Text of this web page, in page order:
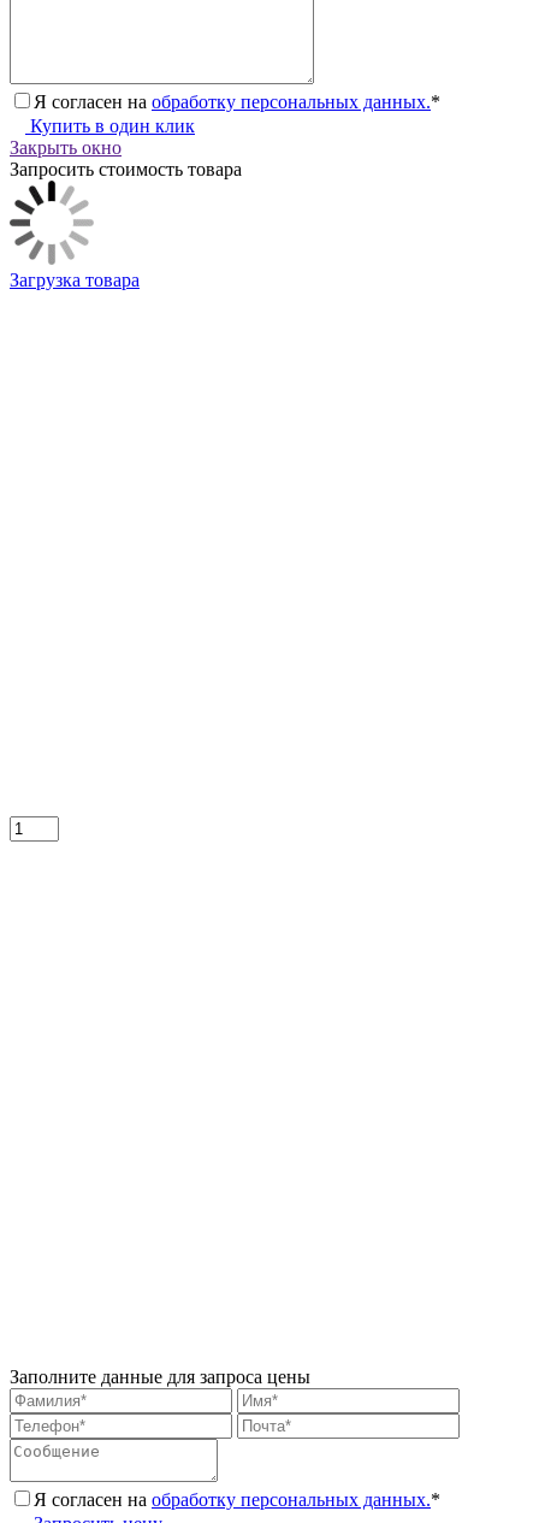
Я согласен на обработку персональных данных.*
Купить в один клик
Закрыть окно
Запросить стоимость товара
Загрузка товара
Заполните данные для запроса цены
Я согласен на обработку персональных данных.*